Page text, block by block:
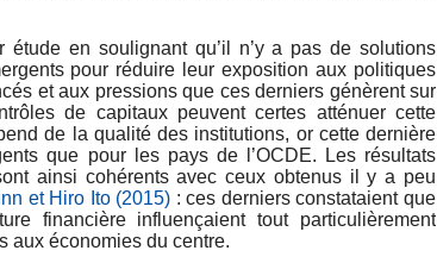
en soulignant qu’il n’y a pas de solutions
pour réduire leur exposition aux politiques
et aux pressions que ces derniers génèrent sur
de capitaux peuvent certes atténuer cette
de la qualité des institutions, or cette dernière
que pour les pays de l’OCDE. Les résultats
ainsi cohérents avec ceux obtenus il y a peu
et Hiro Ito (2015) : ces derniers constataient que
financière influençaient tout particulièrement
aux économies du centre.